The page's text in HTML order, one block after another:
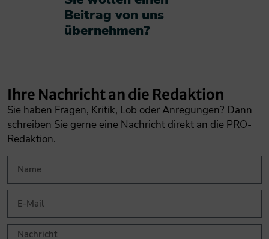
Beitrag von uns
übernehmen?​
Ihre Nachricht an die Redaktion
Sie haben Fragen, Kritik, Lob oder Anregungen? Dann
schreiben Sie gerne eine Nachricht direkt an die PRO-
Redaktion.